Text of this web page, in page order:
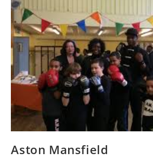
Aston Mansfield